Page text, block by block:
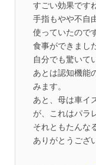
すごい効果です
手指もやや不自
使っていたので
食事ができまし
自分でも驚いて
あとは認知機能
みます。
あと、母は車イ
が、これはパラ
それともたんな
ありがとうござ